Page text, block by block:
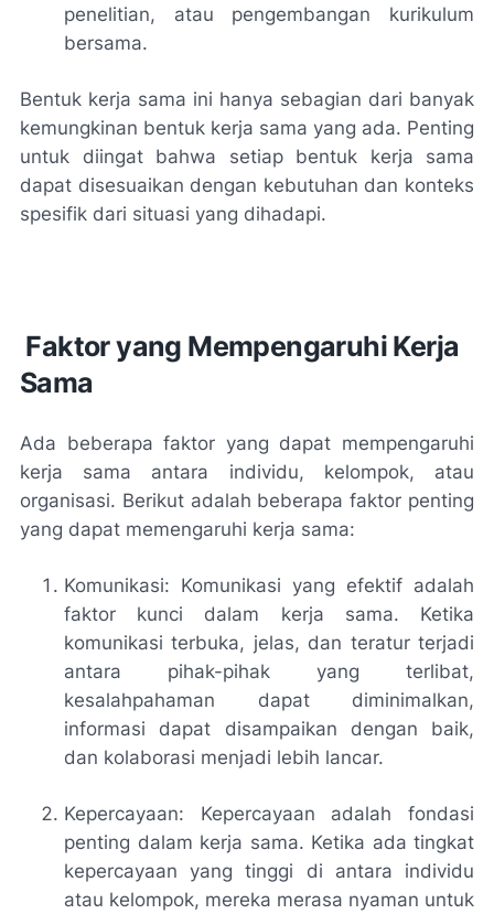
penelitian, atau pengembangan kurikulum
bersama.
Bentuk kerja sama ini hanya sebagian dari banyak
kemungkinan bentuk kerja sama yang ada. Penting
untuk diingat bahwa setiap bentuk kerja sama
dapat disesuaikan dengan kebutuhan dan konteks
spesifik dari situasi yang dihadapi.
Faktor yang Mempengaruhi Kerja
Sama
Ada beberapa faktor yang dapat mempengaruhi
kerja sama antara individu, kelompok, atau
organisasi. Berikut adalah beberapa faktor penting
yang dapat memengaruhi kerja sama:
Komunikasi: Komunikasi yang efektif adalah
faktor kunci dalam kerja sama. Ketika
komunikasi terbuka, jelas, dan teratur terjadi
antara pihak-pihak yang terlibat,
kesalahpahaman dapat diminimalkan,
informasi dapat disampaikan dengan baik,
dan kolaborasi menjadi lebih lancar.
Kepercayaan: Kepercayaan adalah fondasi
penting dalam kerja sama. Ketika ada tingkat
kepercayaan yang tinggi di antara individu
atau kelompok, mereka merasa nyaman untuk